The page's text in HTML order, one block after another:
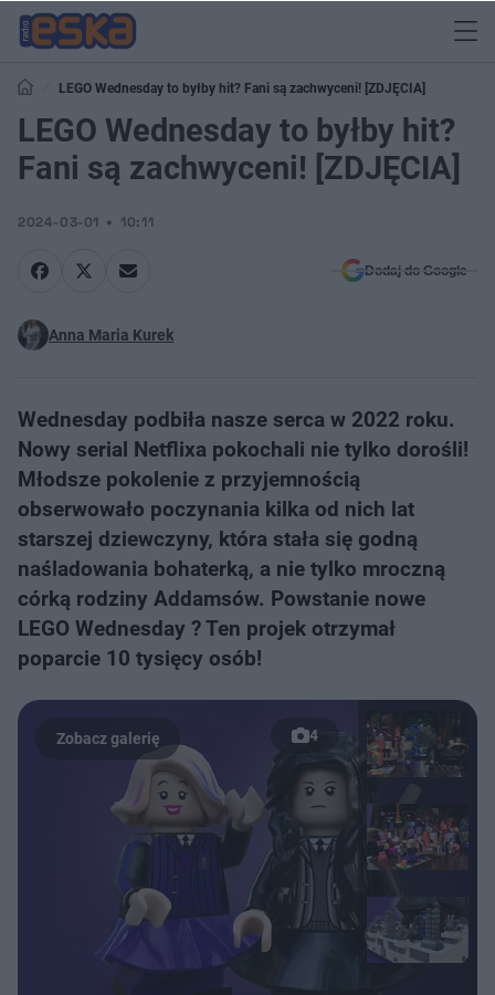
LEGO Wednesday to byłby hit? Fani są zachwyceni! [ZDJĘCIA]
LEGO Wednesday to byłby hit?
Fani są zachwyceni! [ZDJĘCIA]
2024-03-01 10:11
Dodaj do Google
Anna Maria Kurek
Wednesday podbiła nasze serca w 2022 roku.
Nowy serial Netflixa pokochali nie tylko dorośli!
Młodsze pokolenie z przyjemnością
obserwowało poczynania kilka od nich lat
starszej dziewczyny, która stała się godną
naśladowania bohaterką, a nie tylko mroczną
córką rodziny Addamsów. Powstanie nowe
LEGO Wednesday ? Ten projek otrzymał
poparcie 10 tysięcy osób!
4